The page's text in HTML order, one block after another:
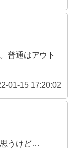
普通はアウト
01-15 17:20:02
うけど…